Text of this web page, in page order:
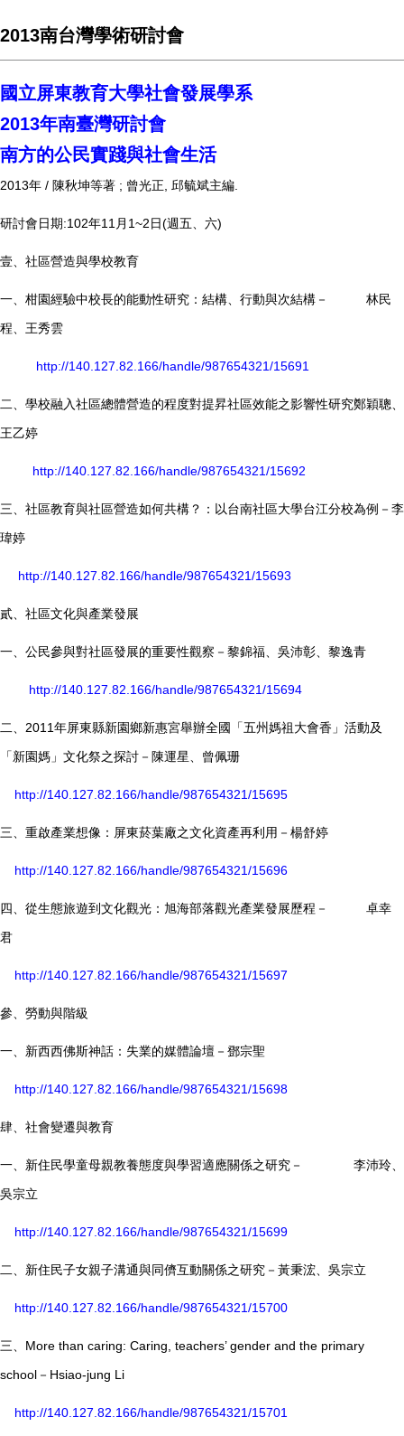
2013南台灣學術研討會
國立屏東教育大學社會發展學系
2013年南臺灣研討會
南方的公民實踐與社會生活
2013年 / 陳秋坤等著 ; 曾光正, 邱毓斌主編.
研討會日期:102年11月1~2日(週五、六)
壹、社區營造與學校教育
一、柑園經驗中校長的能動性研究：結構、行動與次結構－ 林民
程、王秀雲
http://140.127.82.166/handle/987654321/15691
二、學校融入社區總體營造的程度對提昇社區效能之影響性研究鄭穎聰、
王乙婷
http://140.127.82.166/handle/987654321/15692
三、社區教育與社區營造如何共構？：以台南社區大學台江分校為例－李
瑋婷
http://140.127.82.166/handle/987654321/15693
貳、社區文化與產業發展
一、公民參與對社區發展的重要性觀察－黎錦福、吳沛彰、黎逸青
http://140.127.82.166/handle/987654321/15694
二、2011年屏東縣新園鄉新惠宮舉辦全國「五州媽祖大會香」活動及
「新園媽」文化祭之探討－陳運星、曾佩珊
http://140.127.82.166/handle/987654321/15695
三、重啟產業想像：屏東菸葉廠之文化資產再利用－楊舒婷
http://140.127.82.166/handle/987654321/15696
四、從生態旅遊到文化觀光：旭海部落觀光產業發展歷程－ 卓幸
君
http://140.127.82.166/handle/987654321/15697
參、勞動與階級
一、新西西佛斯神話：失業的媒體論壇－鄧宗聖
http://140.127.82.166/handle/987654321/15698
肆、社會變遷與教育
一、新住民學童母親教養態度與學習適應關係之研究－ 李沛玲、
吳宗立
http://140.127.82.166/handle/987654321/15699
二、新住民子女親子溝通與同儕互動關係之研究－黃秉浤、吳宗立
http://140.127.82.166/handle/987654321/15700
三、More than caring: Caring, teachers’ gender and the primary
school－Hsiao-jung Li
http://140.127.82.166/handle/987654321/15701